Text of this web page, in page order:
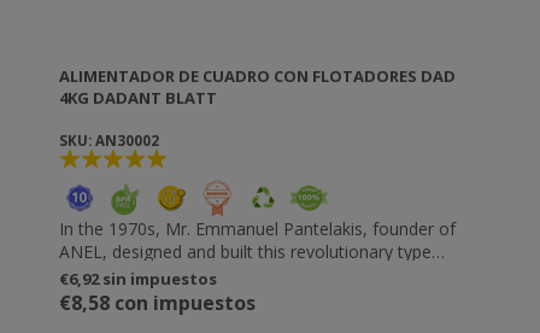
ALIMENTADOR DE CUADRO CON FLOTADORES DAD
4KG DADANT BLATT
SKU: AN30002
In the 1970s, Mr. Emmanuel Pantelakis, founder of
ANEL, designed and built this revolutionary type
feeder. This invention has received a Silver Award
from APIMONDIA. The only feeder that fills from
bottom to top. There is no need to empty it of bees
€6,92 sin impuestos
€8,58 con impuestos